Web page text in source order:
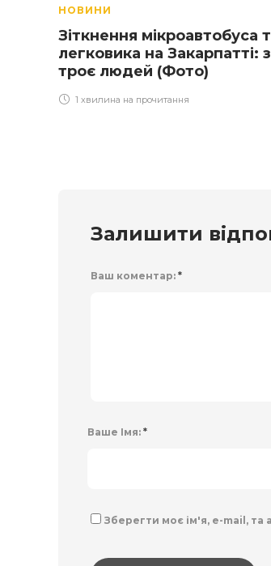
НОВИНИ
Зіткнення мікроавтобуса
легковика на Закарпатті:
троє людей (Фото)
1 хвилина на прочитання
Залишити
Ваш коментар: *
Ваше Імя: *
Зберегти моє ім'я, e-mail, та